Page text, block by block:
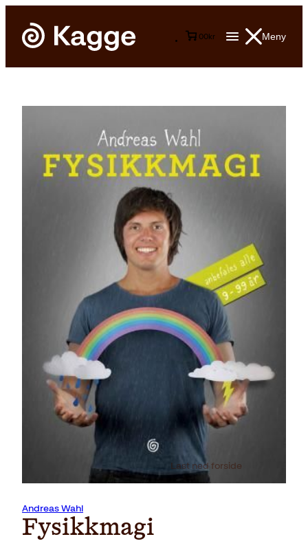
Meny
00kr
Last ned forside
Andreas Wahl
Fysikkmagi